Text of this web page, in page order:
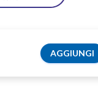
AGGIUNGI